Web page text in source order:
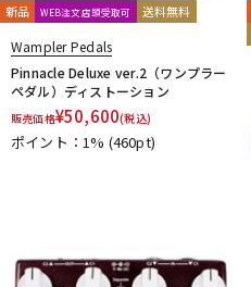
新品 WEB注文店頭受取可 送料無料
Wampler Pedals
Pinnacle Deluxe ver.2（ワンプラー
ペダル）ディストーション
販売価格¥50,600(税込)
ポイント：1% (460pt)